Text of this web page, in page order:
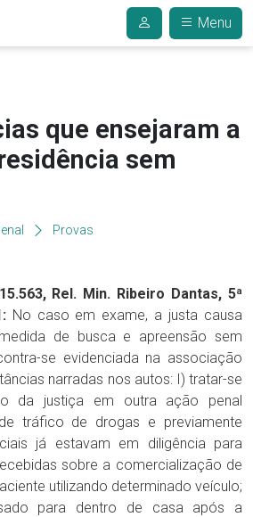
Menu
que ensejaram a
sem
Provas
Rel. Min. Ribeiro Dantas, 5ª
No caso em exame, a justa causa
de busca e apreensão sem
se evidenciada na associação
narradas nos autos: I) tratar-se
da justiça em outra ação penal
tráfico de drogas e previamente
já estavam em diligência para
sobre a comercialização de
utilizando determinado veículo;
para dentro de casa após a